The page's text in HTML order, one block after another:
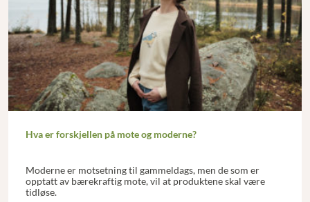
Hva er forskjellen på mote og moderne?
Moderne er motsetning til gammeldags, men de som er
opptatt av bærekraftig mote, vil at produktene skal være
tidløse.